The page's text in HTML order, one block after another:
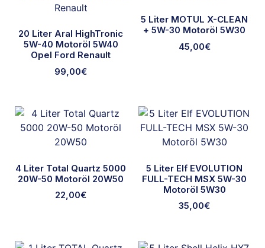
20 Liter Aral HighTronic
5W-40 Motoröl 5W40
Opel Ford Renault
99,00€
5 Liter MOTUL X-CLEAN
+ 5W-30 Motoröl 5W30
45,00€
4 Liter Total Quartz 5000
20W-50 Motoröl 20W50
22,00€
5 Liter Elf EVOLUTION
FULL-TECH MSX 5W-30
Motoröl 5W30
35,00€